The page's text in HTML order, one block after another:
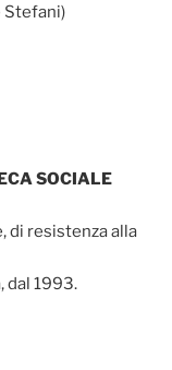
Stefani)
SOCIALE
di resistenza alla
dal 1993.